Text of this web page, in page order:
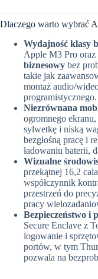
Dlaczego warto wybrać
Wydajność klasy
Apple M3 Pro
biznesowy bez
takie jak
montaż audio/
programistycznego.
Niezrównana
ogromnego
sylwetkę i niską
bezgłośną pracę i
ładowaniu baterii,
Wizualne
przekątnej 16,2
współczynnik
przestrzeń do
pracy
Bezpieczeństwo i
Secure Enclave z
logowanie i
portów, w tym
pozwala na